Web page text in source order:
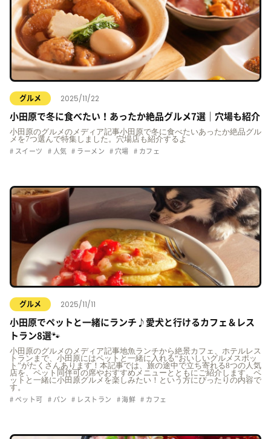
グルメ 2025/11/22
小田原で冬に食べたい！あったか絶品グルメ7選｜穴場も紹介
小田原のグルメのメディア記事小田原で冬に食べたいあったか絶品グル
メを7つ選んで特集しました。穴場店も紹介するよ
スイーツ 人気 ラーメン 穴場 カフェ
グルメ 2025/11/11
小田原でペットと一緒にランチ♪愛犬と行けるカフェ＆レス
トラン8選🐾
小田原のグルメのメディア記事地魚ランチから絶景カフェ、ホテルレス
トランまで、小田原にはペットと一緒に入れる“おいしいグルメスポッ
ト”がたくさんあります！本記事では、旅の途中で立ち寄れる8つの人気
店を、ペット同伴可の席やおすすめメニューとともにご紹介します。ペ
ットと一緒に小田原グルメを楽しみたい！という方にぴったりの内容で
す。
ペット可 パン レストラン 海鮮 カフェ